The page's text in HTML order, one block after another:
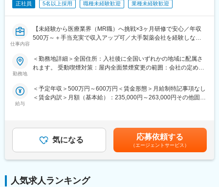
変更の範囲：会社の定める業務
■入社後の流れ：
入社後は導入研修を受講。アサイン先企業の研修などフォロー体
制は万全で、医療機器営業に必要な製品知識や業界の知識は入社
後に習得することができます。
◎PMによる安心のフォロー体制
社員の活動を、経験と知識を豊富に持つプロジェクトマネージャ
業活動が行えます。
◎多彩なキャリアパス
す。複数のプロジェクトを経験し、新たなキャリアに挑戦してい
くことを期待しています。
（2）東北：青森・秋田・岩手・山形・宮城・福島
（3）関東：東京・神奈川・千葉・埼玉・茨城・栃木・群馬
正社員 5名以上採用 職種未経験歓迎 業種未経験歓迎
仕事内容
【未経験から医療業界（MR職）へ挑戦×3ヶ月研修で安心／年収
500万～＋手当充実で収入アップ可／大手製薬会社を経験しなが
＜入社月について＞
入社月が決まっているため同期も多く安心してスタート可能
具体的には、「どんな病気に効くか（効果）／安全性（副作用や
注意点）／品質に問題はないか」をわかりやすく伝えます
また、現場で使われた際の声を聞き取り製薬会社へ届け、より良
い薬づくりにも貢献します
いのある仕事です
勤務地
＜勤務地詳細＞全国住所：入社後に全国いずれかの地域に配属さ
れます。 受動喫煙対策：屋内全面禁煙変更の範囲：会社の定める
給与
＜予定年収＞500万円～600万円＜賃金形態＞月給制特記事項なし
＜賃金内訳＞月額（基本給）：235,000円～263,000円その他固定
を全額支給 ■賞与年2回（昨年度実績4.2ヶ月）、報酬改定年1回■
全国勤務が可能な方は、50万円の一時金を支給(3ヶ月の試用期間
後の翌月給与で支給)賃金はあくまでも目安の金額であり、選考を
通じて上下する可能性があります。月給(月額)は固定手当を含めた
気になる 応募依頼する
（エージェントサービス）
人気求人ランキング